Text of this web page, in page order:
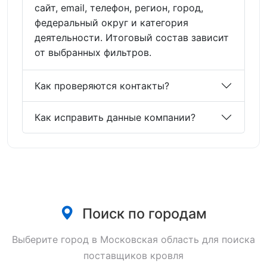
сайт, email, телефон, регион, город,
федеральный округ и категория
деятельности. Итоговый состав зависит
от выбранных фильтров.
Как проверяются контакты?
Как исправить данные компании?
Поиск по городам
Выберите город в Московская область для поиска
поставщиков кровля